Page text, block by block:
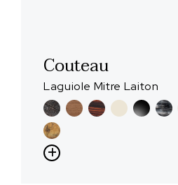
Couteau
Laguiole Mitre Laiton